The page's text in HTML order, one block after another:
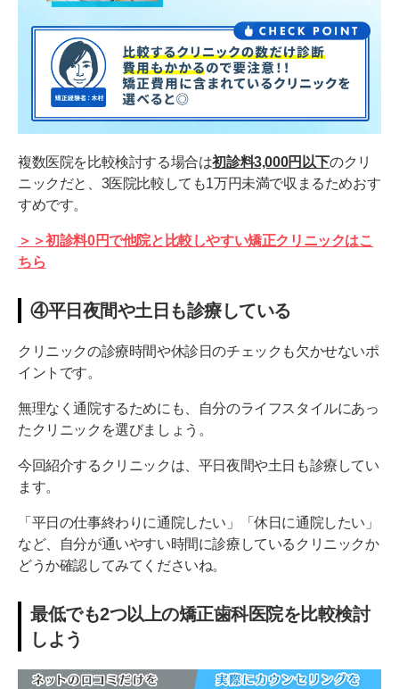
複数医院を比較検討する場合は初診料3,000円以下のクリ
ニックだと、3医院比較しても1万円未満で収まるためおす
すめです。
＞＞初診料0円で他院と比較しやすい矯正クリニックはこ
ちら
④平日夜間や土日も診療している
クリニックの診療時間や休診日のチェックも欠かせないポ
イントです。
無理なく通院するためにも、自分のライフスタイルにあっ
たクリニックを選びましょう。
今回紹介するクリニックは、平日夜間や土日も診療してい
ます。
「平日の仕事終わりに通院したい」「休日に通院したい」
など、自分が通いやすい時間に診療しているクリニックか
どうか確認してみてくださいね。
最低でも2つ以上の矯正歯科医院を比較検討
しよう